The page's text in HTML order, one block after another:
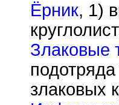
Ёрник, 1)
Злаковые
злаковых